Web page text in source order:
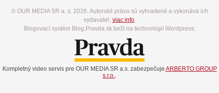
© OUR MEDIA SR a. s. 2026. Autorské práva sú vyhradené a vykonáva ich
vydavateľ, viac info.
Blogovací systém Blog.Pravda.sk beží na technológií Wordpress.
Kompletný video servis pre OUR MEDIA SR a.s. zabezpečuje ARBERTO GROUP
s.r.o.